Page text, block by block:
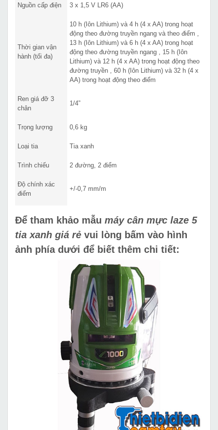
Nguồn cấp điện 3 x 1,5 V LR6 (AA)
Thời gian vận
hành (tối đa)
10 h (Iôn Lithium) và 4 h (4 x AA) trong hoạt
động theo đường truyền ngang và theo điểm ,
13 h (Iôn Lithium) và 6 h (4 x AA) trong hoạt
động theo đường truyền ngang , 15 h (Iôn
Lithium) và 12 h (4 x AA) trong hoạt động theo
đường truyền , 60 h (Iôn Lithium) và 32 h (4 x
AA) trong hoạt động theo điểm
Ren giá đỡ 3
chân
1/4”
Trọng lượng 0,6 kg
Loại tia Tia xanh
Trình chiếu 2 đường, 2 điểm
Độ chính xác
điểm
+/-0,7 mm/m
Để tham khảo mẫu máy cân mực laze 5
tia xanh giá rẻ vui lòng bấm vào hình
ảnh phía dưới để biết thêm chi tiết: